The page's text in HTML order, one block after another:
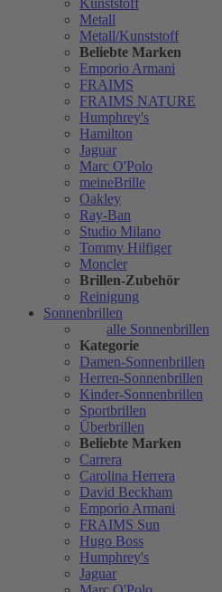
Kunststoff
Metall
Metall/Kunststoff
Beliebte Marken
Emporio Armani
FRAIMS
FRAIMS NATURE
Humphrey's
Hamilton
Jaguar
Marc O'Polo
meineBrille
Oakley
Ray-Ban
Studio Milano
Tommy Hilfiger
Moncler
Brillen-Zubehör
Reinigung
Sonnenbrillen
alle Sonnenbrillen
Kategorie
Damen-Sonnenbrillen
Herren-Sonnenbrillen
Kinder-Sonnenbrillen
Sportbrillen
Überbrillen
Beliebte Marken
Carrera
Carolina Herrera
David Beckham
Emporio Armani
FRAIMS Sun
Hugo Boss
Humphrey's
Jaguar